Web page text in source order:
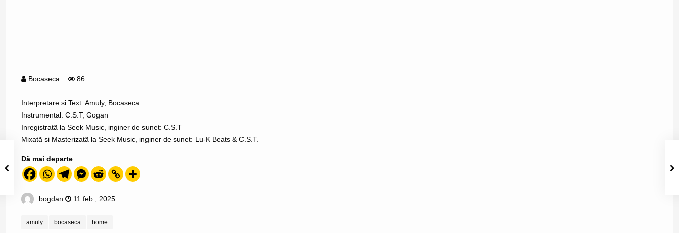
Bocaseca 86
Interpretare si Text: Amuly, Bocaseca
Instrumental: C.S.T, Gogan
Inregistratã la Seek Music, inginer de sunet: C.S.T
Mixatã si Masterizatã la Seek Music, inginer de sunet: Lu-K Beats & C.S.T.
Dă mai departe
bogdan 11 feb., 2025
amuly bocaseca home